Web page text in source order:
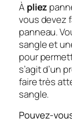
À pliez
vous devez
panneau.
sangle et
pour
s’agit d’un
faire très
sangle.
Pouvez-